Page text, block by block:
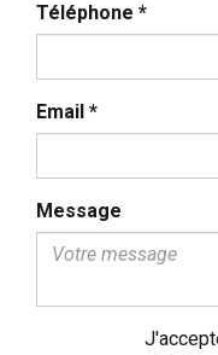
Téléphone *
Email *
Message